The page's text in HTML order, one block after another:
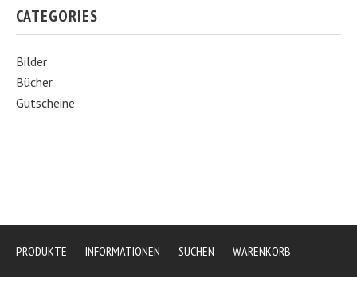
CATEGORIES
Bilder
Bücher
Gutscheine
PRODUKTE INFORMATIONEN SUCHEN WARENKORB